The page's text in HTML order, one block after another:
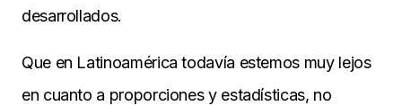
desarrollados.
Que en Latinoamérica todavía estemos muy lejos
en cuanto a proporciones y estadísticas, no